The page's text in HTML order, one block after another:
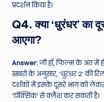
प्रदर्शन किया है।
Q4. क्या ‘धुरंधर’ का
आएगा?
Answer:जी हाँ, फिल्म के अंत में
खबरों के अनुसार, ‘धुरंधर 2’ की
दर्शकों में इसके दूसरे भाग को
‘टॉक्सिक’ से क्लैश कर सकती है।